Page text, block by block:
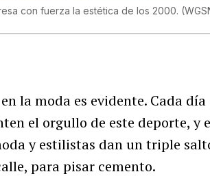
con fuerza la estética de los 2000. (
la moda es evidente. Cada
el orgullo de este deporte, y
y estilistas dan un triple
para pisar cemento.